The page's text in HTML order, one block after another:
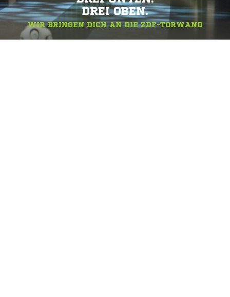
DREI OBEN.
WIR BRINGEN DICH AN DIE ZDF-TORWAND